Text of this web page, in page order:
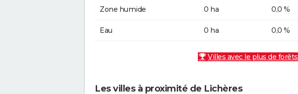
Zone humide 0 ha 0,0 %
Eau 0 ha 0,0 %
Villes avec le plus de forêts
Les villes à proximité de Lichères